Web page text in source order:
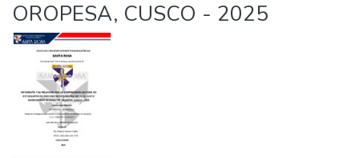
OROPESA, CUSCO - 2025